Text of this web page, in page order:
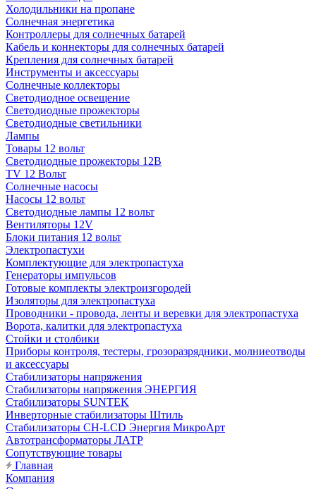
Холодильники на пропане
Солнечная энергетика
Контроллеры для солнечных батарей
Кабель и коннекторы для солнечных батарей
Крепления для солнечных батарей
Инструменты и аксессуары
Солнечные коллекторы
Светодиодное освещение
Светодиодные прожекторы
Светодиодные светильники
Лампы
Товары 12 вольт
Светодиодные прожекторы 12В
TV 12 Вольт
Солнечные насосы
Насосы 12 вольт
Светодиодные лампы 12 вольт
Вентиляторы 12V
Блоки питания 12 вольт
Электропастухи
Комплектующие для электропастуха
Генераторы импульсов
Готовые комплекты электроизгородей
Изоляторы для электропастуха
Проводники - провода, ленты и веревки для электропастуха
Ворота, калитки для электропастуха
Стойки и столбики
Приборы контроля, тестеры, грозоразрядники, молниеотводы
и аксессуары
Стабилизаторы напряжения
Стабилизаторы напряжения ЭНЕРГИЯ
Стабилизаторы SUNTEK
Инверторные стабилизаторы Штиль
Стабилизаторы СН-LCD Энepгия МикроАрт
Автотрансформаторы ЛАТР
Сопутствующие товары
Главная
Компания